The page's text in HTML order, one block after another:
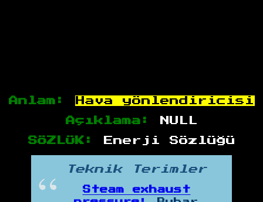
Anlam: Hava yönlendiricisi
Açıklama: NULL
SÖZLÜK: Enerji Sözlüğü
Teknik Terimler
Steam exhaust